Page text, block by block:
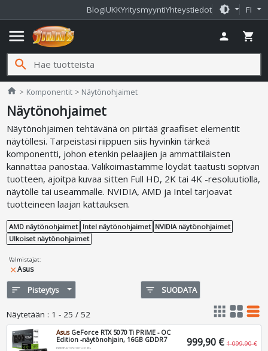
BlogiUKKYritysmyyntiYhteystiedot brightness_medium FI
menu person shopping_cart
search
home Jimms.fi
Komponentit Näytönohjaimet
Näytönohjaimet
Näytönohjaimen tehtävänä on piirtää graafiset elementit
näytöllesi. Tarpeistasi riippuen siis hyvinkin tärkeä
komponentti, johon etenkin pelaajien ja ammattilaisten
kannattaa panostaa. Valikoimastamme löydät taatusti sopivan
tuotteen, ajoitpa kuvaa sitten Full HD, 2K tai 4K -resoluutiolla,
näytölle tai useammalle. NVIDIA, AMD ja Intel tarjoavat
tuotteineen laajan kattauksen.
AMD näytönohjaimet Intel näytönohjaimet NVIDIA näytönohjaimet
Ulkoiset näytönohjaimet
Valmistajat:
closeAsus
sort Pisteytys filter_list SUODATA
Näytetään : 1 - 25 / 52 apps grid_view table_rows
AsusGeForce RTX 5070 Ti PRIME - OC
Edition -näytönohjain, 16GB GDDR7
PRIME-RTX5070TI-O16G 999,90 € 1 099,90 €